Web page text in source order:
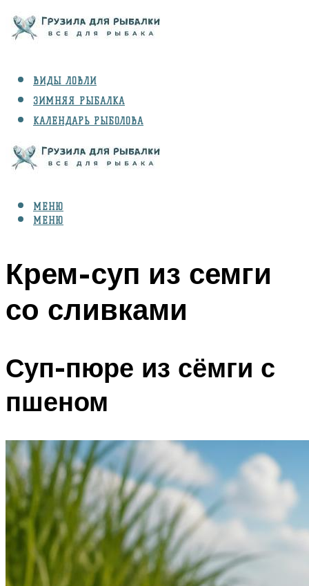
ВИДЫ ЛОВЛИ
ЗИМНЯЯ РЫБАЛКА
КАЛЕНДАРЬ РЫБОЛОВА
СНАРЯЖЕНИЕ
МЕНЮ
МЕНЮ
Крем-суп из семги
со сливками
Суп-пюре из сёмги с
пшеном